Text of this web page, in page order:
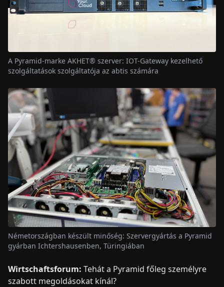
A Pyramid-marke AKHET® szerver: IOT-Gateway kezelhető
szolgáltatások szolgáltatója az abtis számára
Németországban készült minőség: Szervergyártás a Pyramid
gyárban Ichtershausenben, Türingiában
Wirtschaftsforum: Tehát a Pyramid főleg személyre
szabott megoldásokat kínál?